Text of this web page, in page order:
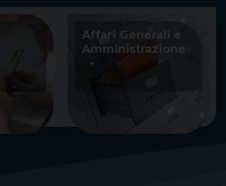
Affari Generali e
Amministrazione